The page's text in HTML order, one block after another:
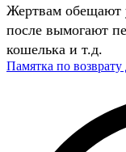
Жертвам
после вымогают
кошелька и т.д.
Памятка по возврату